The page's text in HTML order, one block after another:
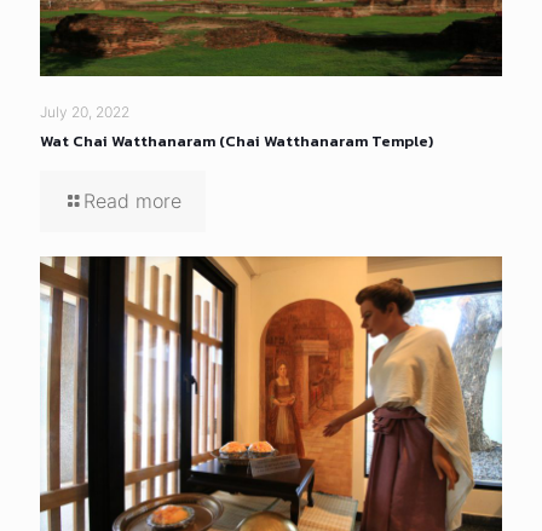
July 20, 2022
Wat Chai Watthanaram (Chai Watthanaram Temple)
Read more